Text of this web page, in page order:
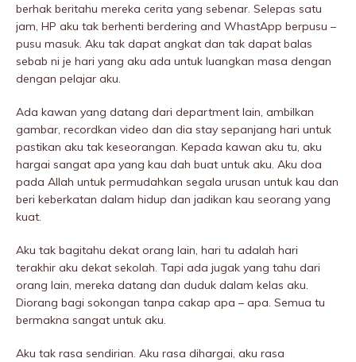
berhak beritahu mereka cerita yang sebenar. Selepas satu
jam, HP aku tak berhenti berdering and WhastApp berpusu –
pusu masuk. Aku tak dapat angkat dan tak dapat baIas
sebab ni je hari yang aku ada untuk luangkan masa dengan
dengan pelajar aku.
Ada kawan yang datang dari department lain, ambilkan
gambar, recordkan video dan dia stay sepanjang hari untuk
pastikan aku tak keseorangan. Kepada kawan aku tu, aku
hargai sangat apa yang kau dah buat untuk aku. Aku doa
pada Allah untuk permudahkan segala urusan untuk kau dan
beri keberkatan dalam hidup dan jadikan kau seorang yang
kuat.
Aku tak bagitahu dekat orang lain, hari tu adalah hari
terakhir aku dekat sekolah. Tapi ada jugak yang tahu dari
orang lain, mereka datang dan duduk dalam kelas aku.
Diorang bagi sokongan tanpa cakap apa – apa. Semua tu
bermakna sangat untuk aku.
Aku tak rasa sendirian. Aku rasa dihargai, aku rasa